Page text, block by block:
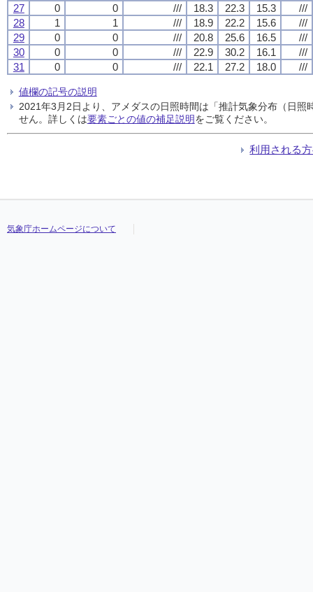
27
0 0 /// 18.3 22.3 15.3
///
28
1 1 /// 18.9 22.2 15.6
///
29
0 0 /// 20.8 25.6 16.5
///
30
0 0 /// 22.9 30.2 16.1
///
31
0 0 /// 22.1 27.2 18.0 ///
値欄の記号の説明
2021年3月2日より、アメダスの日照時間は「推計気象分布（日
せん。詳しくは要素ごとの値の補足説明をご覧ください。
利用される
気象庁ホームページについて